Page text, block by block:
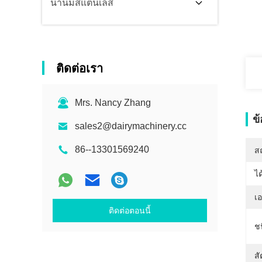
น้ำนมสแตนเลส
ติดต่อเรา
Mrs. Nancy Zhang
sales2@dairymachinery.cc
86--13301569240
ติดต่อตอนนี้
ข้
ส
ไ
เ
ช
สั